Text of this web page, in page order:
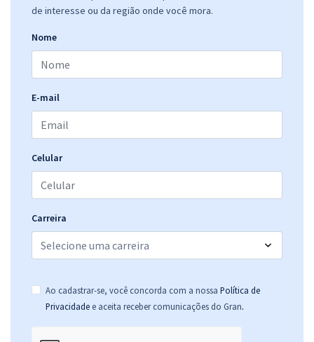
Economize R$ 99,98 (-20%)
Prefeitura de Triunfo - PB - Técnico em Enfermagem (Pós-Edital)
Comprar
de interesse ou da região onde você mora.
Nome
E-mail
Celular
Carreira
Ao cadastrar-se, você concorda com a nossa Política de
Privacidade e aceita receber comunicações do Gran.